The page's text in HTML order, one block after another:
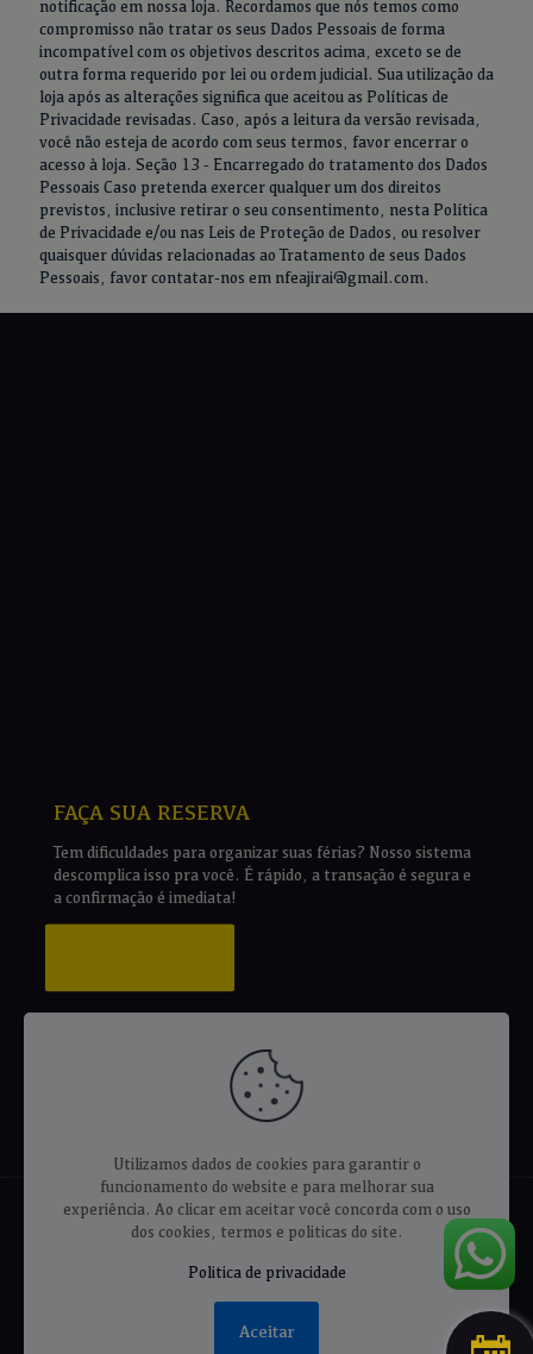
FAÇA SUA RESERVA
Tem dificuldades para organizar suas férias? Nosso sistema
descomplica isso pra você. É rápido, a transação é segura e
a confirmação é imediata!
SIGA NOSSA PÁGINA
© 2024 AJ Termas Hotel. Todos os direitos reservados |
Utilizamos dados de cookies para garantir o
funcionamento do website e para melhorar sua
experiência. Ao clicar em aceitar você concorda com o uso
dos cookies, termos e politicas do site.
Politica de privacidade
Aceitar